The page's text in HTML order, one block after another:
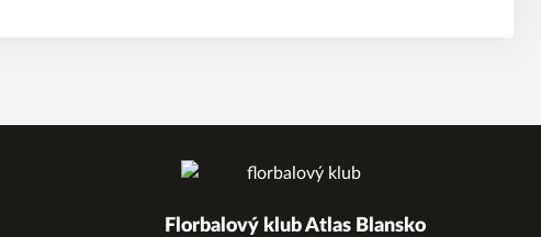
Florbalový klub Atlas Blansko